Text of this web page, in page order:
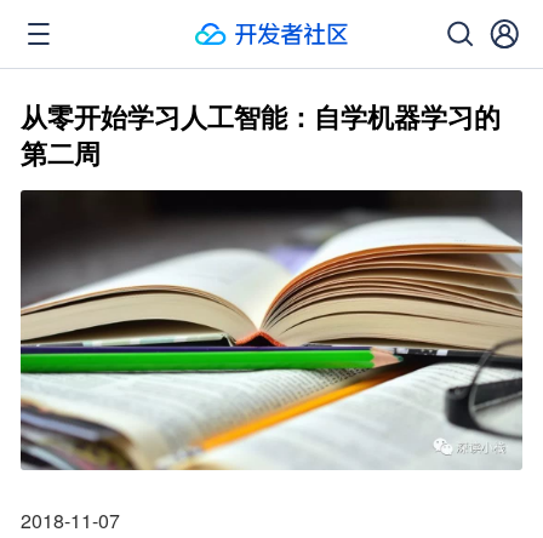
从零开始学习人工智能：自学机器学习的
第二周
2018-11-07